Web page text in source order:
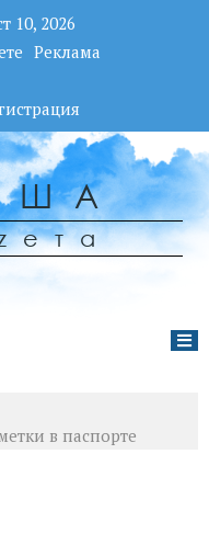
10, 2026
Реклама
в паспорте